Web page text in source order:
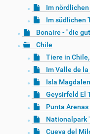
Im
Im südlichen
Bonaire - "die
Chile
Tiere in
Im Valle de la
Isla
Geysirfeld El
Punta Arenas
Nationalpark
Cueva del